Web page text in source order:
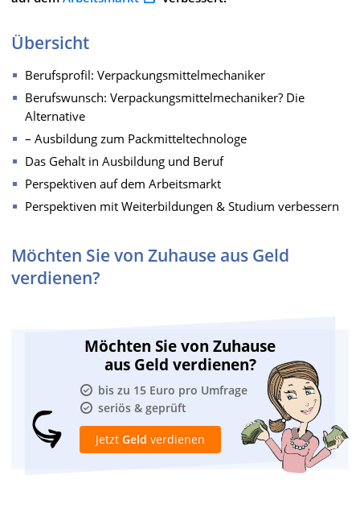
Übersicht
Berufsprofil: Verpackungsmittelmechaniker
Berufswunsch: Verpackungsmittelmechaniker? Die
Alternative
– Ausbildung zum Packmitteltechnologe
Das Gehalt in Ausbildung und Beruf
Perspektiven auf dem Arbeitsmarkt
Perspektiven mit Weiterbildungen & Studium verbessern
Möchten Sie von Zuhause aus Geld
verdienen?
Möchten Sie von Zuhause
aus Geld verdienen?
bis zu 15 Euro pro Umfrage
seriös & geprüft
Jetzt Geld verdienen